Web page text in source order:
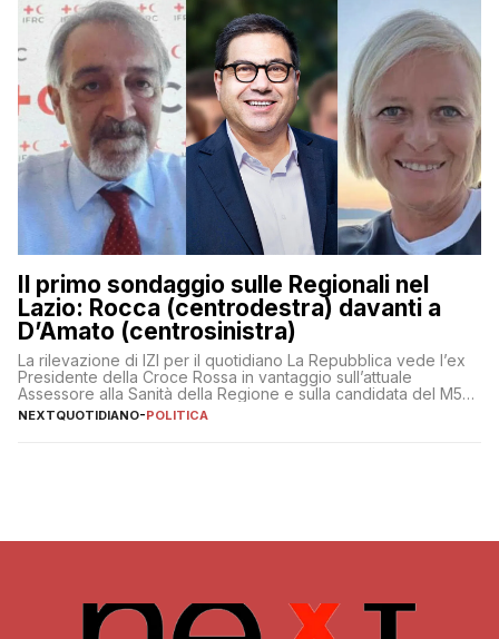
Il primo sondaggio sulle Regionali nel
Lazio: Rocca (centrodestra) davanti a
D’Amato (centrosinistra)
La rilevazione di IZI per il quotidiano La Repubblica vede l’ex
Presidente della Croce Rossa in vantaggio sull’attuale
Assessore alla Sanità della Regione e sulla candidata del M5S
Donatella Bianchi
NEXTQUOTIDIANO-POLITICA